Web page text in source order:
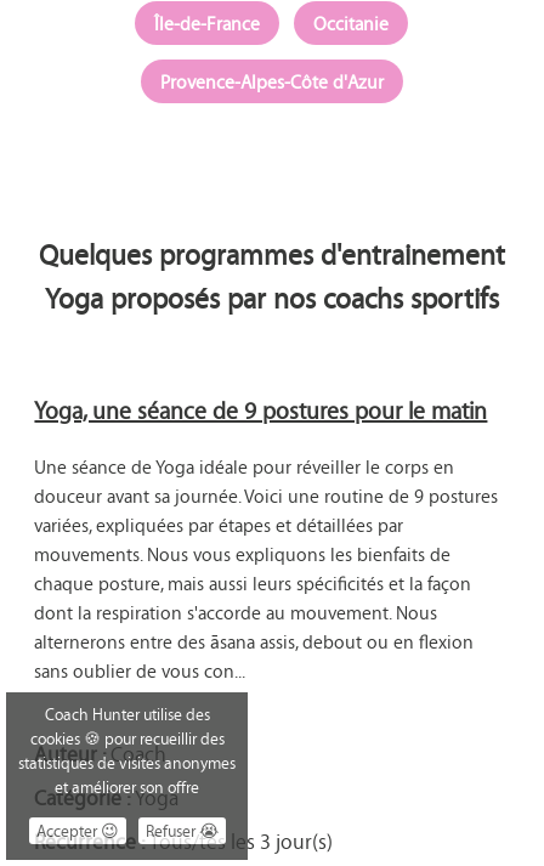
Île-de-France
Occitanie
Provence-Alpes-Côte d'Azur
Quelques programmes d'entrainement
Yoga proposés par nos coachs sportifs
Yoga, une séance de 9 postures pour le matin
Une séance de Yoga idéale pour réveiller le corps en
douceur avant sa journée. Voici une routine de 9 postures
variées, expliquées par étapes et détaillées par
mouvements. Nous vous expliquons les bienfaits de
chaque posture, mais aussi leurs spécificités et la façon
dont la respiration s'accorde au mouvement. Nous
alternerons entre des āsana assis, debout ou en flexion
sans oublier de vous con...
Auteur :Coach
Catégorie :Yoga
Récurrence :Tous/tes les 3 jour(s)
Coach Hunter utilise des
cookies 🍪 pour recueillir des
statistiques de visites anonymes
et améliorer son offre
Accepter 😉
Refuser 😭